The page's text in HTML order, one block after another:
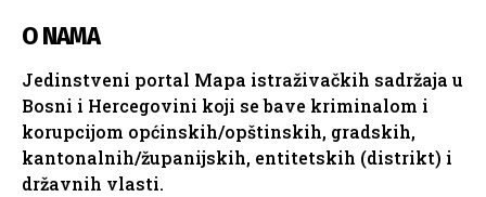
O NAMA
Jedinstveni portal Mapa istraživačkih sadržaja u
Bosni i Hercegovini koji se bave kriminalom i
korupcijom općinskih/opštinskih, gradskih,
kantonalnih/županijskih, entitetskih (distrikt) i
državnih vlasti.